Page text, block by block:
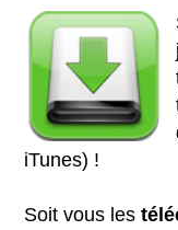
iTunes) !
Soit vous les